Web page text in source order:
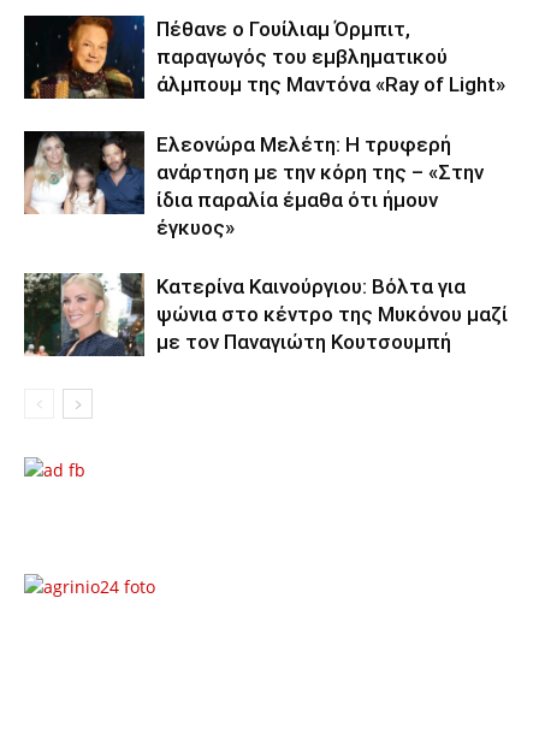
Πέθανε ο Γουίλιαμ Όρμπιτ,
παραγωγός του εμβληματικού
άλμπουμ της Μαντόνα «Ray of Light»
Ελεονώρα Μελέτη: Η τρυφερή
ανάρτηση με την κόρη της – «Στην
ίδια παραλία έμαθα ότι ήμουν
έγκυος»
Κατερίνα Καινούργιου: Βόλτα για
ψώνια στο κέντρο της Μυκόνου μαζί
με τον Παναγιώτη Κουτσουμπή